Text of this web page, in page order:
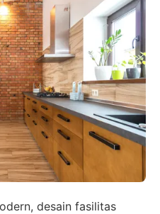
desain fasilitas